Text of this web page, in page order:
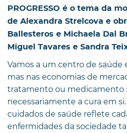
PROGRESSO é o tema da
de Alexandra Strelcova e
Ballesteros e Michaela Dal
Miguel Tavares e Sandra
Vamos a um centro de saúde
mas nas economias de
tratamento ou medicamento
necessariamente a cura em
cuidados de saúde reflete
enfermidades da sociedade